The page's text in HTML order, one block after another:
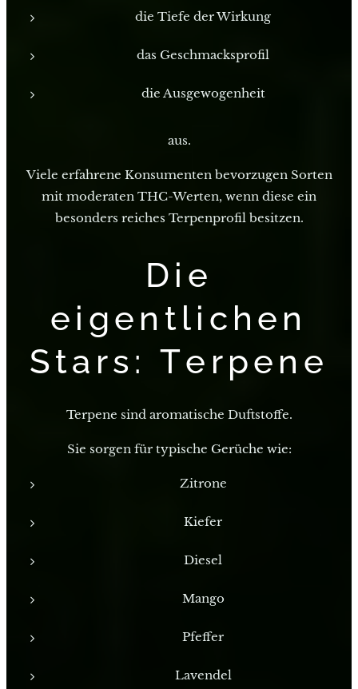
die Tiefe der Wirkung
das Geschmacksprofil
die Ausgewogenheit
aus.
Viele erfahrene Konsumenten bevorzugen Sorten
mit moderaten THC-Werten, wenn diese ein
besonders reiches Terpenprofil besitzen.
Die
eigentlichen
Stars: Terpene
Terpene sind aromatische Duftstoffe.
Sie sorgen für typische Gerüche wie:
Zitrone
Kiefer
Diesel
Mango
Pfeffer
Lavendel